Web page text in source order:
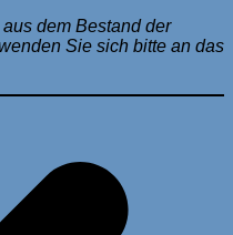
dem Bestand der
Sie sich bitte an das